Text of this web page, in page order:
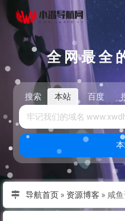
全网最全
搜索 本站 百度
导航首页» 资源博客 »